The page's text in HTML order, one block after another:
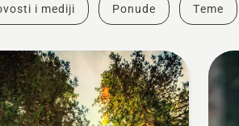
i mediji Ponude Teme